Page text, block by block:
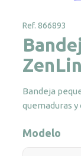
Ref. 866893
Bandeja
quemaduras y
Modelo